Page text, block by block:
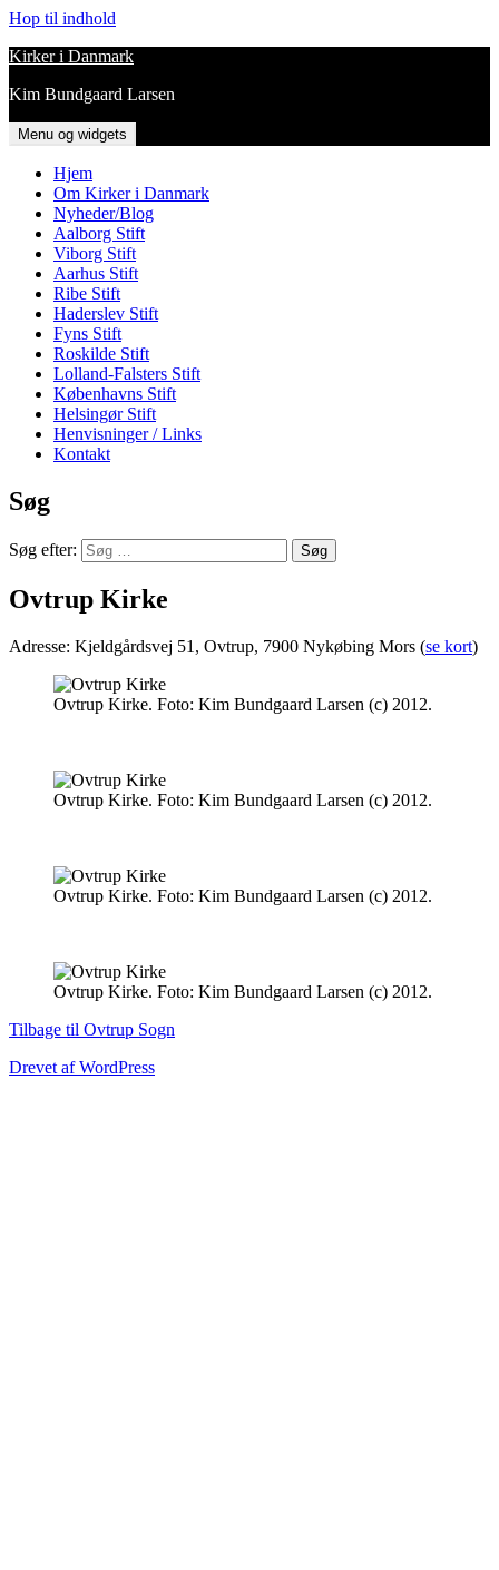
Hop til indhold
Kirker i Danmark
Kim Bundgaard Larsen
Menu og widgets
Hjem
Om Kirker i Danmark
Nyheder/Blog
Aalborg Stift
Viborg Stift
Aarhus Stift
Ribe Stift
Haderslev Stift
Fyns Stift
Roskilde Stift
Lolland-Falsters Stift
Københavns Stift
Helsingør Stift
Henvisninger / Links
Kontakt
Søg
Søg efter:
Ovtrup Kirke
Adresse: Kjeldgårdsvej 51, Ovtrup, 7900 Nykøbing Mors (se kort)
Ovtrup Kirke. Foto: Kim Bundgaard Larsen (c) 2012.
Ovtrup Kirke. Foto: Kim Bundgaard Larsen (c) 2012.
Ovtrup Kirke. Foto: Kim Bundgaard Larsen (c) 2012.
Ovtrup Kirke. Foto: Kim Bundgaard Larsen (c) 2012.
Tilbage til Ovtrup Sogn
Drevet af WordPress